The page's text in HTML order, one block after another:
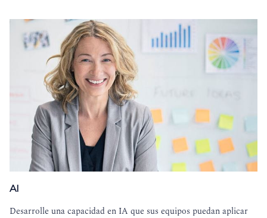
AI
Desarrolle una capacidad en IA que sus equipos puedan aplicar